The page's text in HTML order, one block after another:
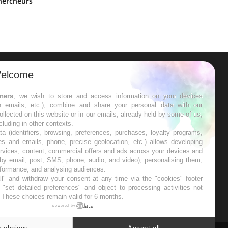
les semaines les meilleures
, we wish to store and access information on your devices
emails, etc.), combine and share your personal data with our
on this website or in our emails, already held by some of us,
in other contexts.
(identifiers, browsing, preferences, purchases, loyalty programs,
and emails, phone, precise geolocation, etc.) allows developing
content, commercial offers and ads across your devices and
email, post, SMS, phone, audio, and video), personalising them,
and analysing audiences.
and withdraw your consent at any time via the "cookies" footer
detailed preferences" and object to processing activities not
choices remain valid for 6 months.
powered by